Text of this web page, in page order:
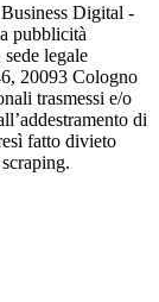
Digital -
pubblicità
legale
20093 Cologno
trasmessi e/o
di
fatto divieto